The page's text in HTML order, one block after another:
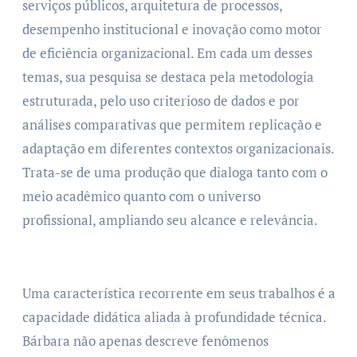
serviços públicos, arquitetura de processos,
desempenho institucional e inovação como motor
de eficiência organizacional. Em cada um desses
temas, sua pesquisa se destaca pela metodologia
estruturada, pelo uso criterioso de dados e por
análises comparativas que permitem replicação e
adaptação em diferentes contextos organizacionais.
Trata-se de uma produção que dialoga tanto com o
meio acadêmico quanto com o universo
profissional, ampliando seu alcance e relevância.
Uma característica recorrente em seus trabalhos é a
capacidade didática aliada à profundidade técnica.
Bárbara não apenas descreve fenômenos